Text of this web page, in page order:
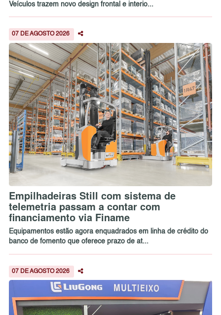
Veículos trazem novo design frontal e interio...
07 DE AGOSTO 2026
Empilhadeiras Still com sistema de
telemetria passam a contar com
financiamento via Finame
Equipamentos estão agora enquadrados em linha de crédito do
banco de fomento que oferece prazo de at...
07 DE AGOSTO 2026